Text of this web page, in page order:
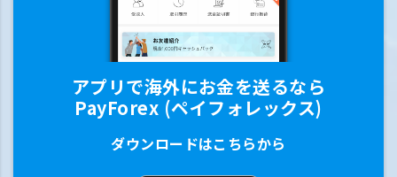
アプリで海外にお金を送るなら
PayForex (ペイフォレックス)
ダウンロードはこちらから